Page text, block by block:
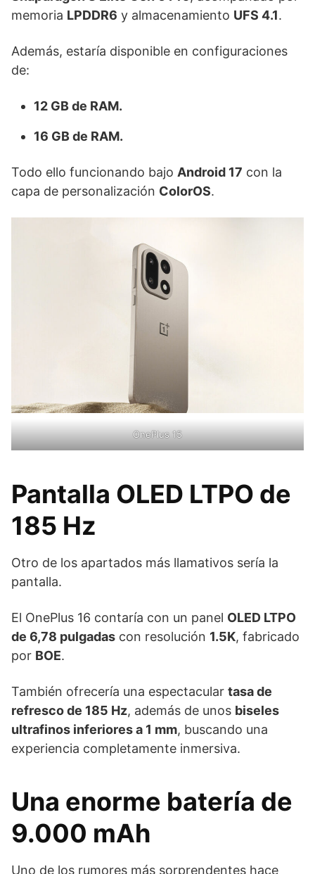
memoria LPDDR6 y almacenamiento UFS 4.1.
Además, estaría disponible en configuraciones
de:
12 GB de RAM.
16 GB de RAM.
Todo ello funcionando bajo Android 17 con la
capa de personalización ColorOS.
OnePlus 15
Pantalla OLED LTPO de
185 Hz
Otro de los apartados más llamativos sería la
pantalla.
El OnePlus 16 contaría con un panel OLED LTPO
de 6,78 pulgadas con resolución 1.5K, fabricado
por BOE.
También ofrecería una espectacular tasa de
refresco de 185 Hz, además de unos biseles
ultrafinos inferiores a 1 mm, buscando una
experiencia completamente inmersiva.
Una enorme batería de
9.000 mAh
Uno de los rumores más sorprendentes hace